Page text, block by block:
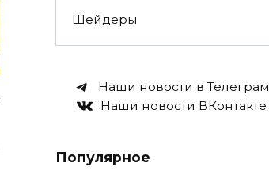
Шейдеры
Наши новости в Телеграм
Наши новости ВКонтакте
Популярное